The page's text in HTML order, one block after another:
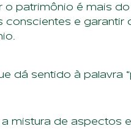
o patrimônio é mais
conscientes e
dá sentido à palavra
a mistura de aspectos